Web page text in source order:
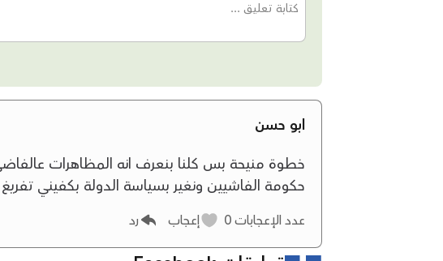
ابو حسن
خطوة منيحة بس كلنا بنعرف انه المظاهرات
حكومة الفاشيين ونغير بسياسة الدولة بكفيني
عدد الإعجابات إعجاب رد